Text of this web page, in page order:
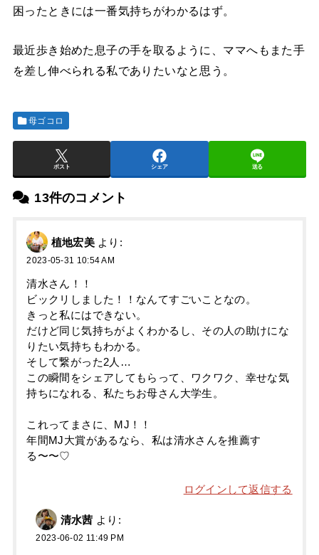
困ったときには一番気持ちがわかるはず。
最近歩き始めた息子の手を取るように、ママへもまた手
を差し伸べられる私でありたいなと思う。
母ゴコロ
ポスト シェア 送る
13件のコメント
植地宏美 より:
2023-05-31 10:54 AM
清水さん！！
ビックリしました！！なんてすごいことなの。
きっと私にはできない。
だけど同じ気持ちがよくわかるし、その人の助けにな
りたい気持ちもわかる。
そして繋がった2人…
この瞬間をシェアしてもらって、ワクワク、幸せな気
持ちになれる、私たちお母さん大学生。
これってまさに、MJ！！
年間MJ大賞があるなら、私は清水さんを推薦す
る〜〜♡
ログインして返信する
清水茜 より:
2023-06-02 11:49 PM